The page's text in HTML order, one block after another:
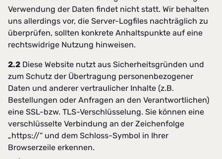
Verwendung der Daten findet nicht statt. Wir behalten
uns allerdings vor, die Server-Logfiles nachträglich zu
überprüfen, sollten konkrete Anhaltspunkte auf eine
rechtswidrige Nutzung hinweisen.
2.2 Diese Website nutzt aus Sicherheitsgründen und
zum Schutz der Übertragung personenbezogener
Daten und anderer vertraulicher Inhalte (z.B.
Bestellungen oder Anfragen an den Verantwortlichen)
eine SSL-bzw. TLS-Verschlüsselung. Sie können eine
verschlüsselte Verbindung an der Zeichenfolge
„https://“ und dem Schloss-Symbol in Ihrer
Browserzeile erkennen.